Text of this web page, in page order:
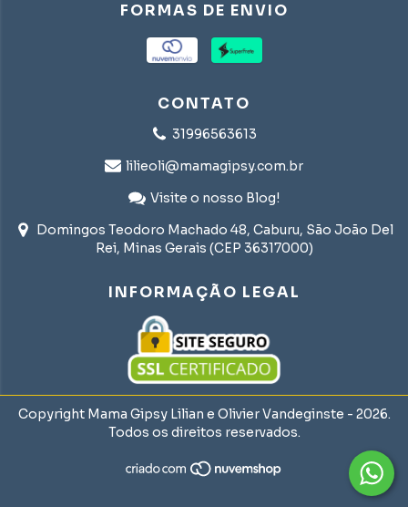
FORMAS DE ENVIO
CONTATO
31996563613
lilieoli@mamagipsy.com.br
Visite o nosso Blog!
Domingos Teodoro Machado 48, Caburu, São João Del
Rei, Minas Gerais (CEP 36317000)
INFORMAÇÃO LEGAL
Copyright Mama Gipsy Lilian e Olivier Vandeginste - 2026.
Todos os direitos reservados.